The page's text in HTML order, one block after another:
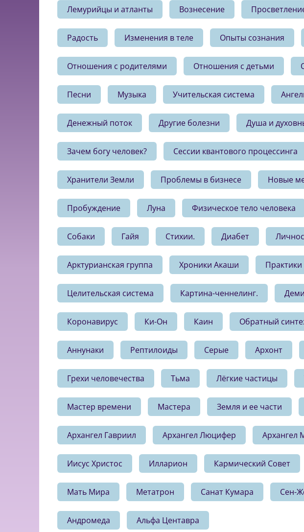
Лемурийцы и атланты Вознесение
Радость Изменения в теле Опыты сознания
Отношения с родителями Отношения с детьми
Песни Музыка Учительская система
Денежный поток Другие болезни Душа и
Зачем богу человек? Сессии квантового процессинга
Хранители Земли Проблемы в бизнесе Новые
Пробуждение Луна Физическое тело человека
Собаки Гайя Стихии. Диабет
Арктурианская группа Хроники Акаши Практики
Целительская система Картина-ченнелинг.
Коронавирус Ки-Он Каин Обратный
Аннунаки Рептилоиды Серые Архонт
Грехи человечества Тьма Лёгкие частицы
Мастер времени Мастера Земля и ее части
Архангел Гавриил Архангел Люцифер Архангел
Иисус Христос Илларион Кармический Совет
Мать Мира Метатрон Санат Кумара Сен-
Андромеда Альфа Центавра